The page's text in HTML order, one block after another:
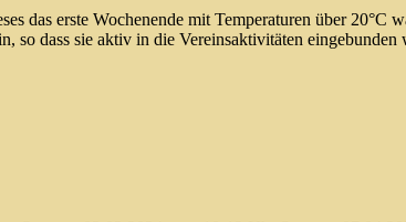
das erste Wochenende mit Temperaturen über 20°C
so dass sie aktiv in die Vereinsaktivitäten